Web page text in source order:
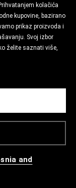
kolačića
kupovine, bazirano
prikaz proizvoda i
Svoj izbor
želite saznati više,
and